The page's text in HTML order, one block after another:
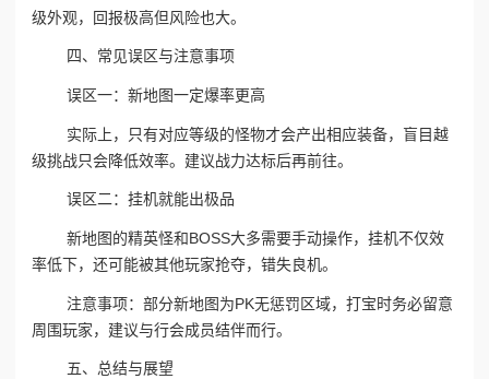
级外观，回报极高但风险也大。
四、常见误区与注意事项
误区一：新地图一定爆率更高
实际上，只有对应等级的怪物才会产出相应装备，盲目越
级挑战只会降低效率。建议战力达标后再前往。
误区二：挂机就能出极品
新地图的精英怪和BOSS大多需要手动操作，挂机不仅效
率低下，还可能被其他玩家抢夺，错失良机。
注意事项：部分新地图为PK无惩罚区域，打宝时务必留意
周围玩家，建议与行会成员结伴而行。
五、总结与展望